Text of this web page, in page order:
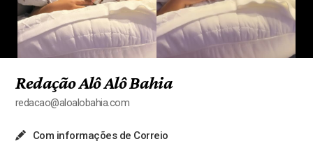
Redação Alô Alô Bahia
redacao@aloalobahia.com
Com informações de Correio